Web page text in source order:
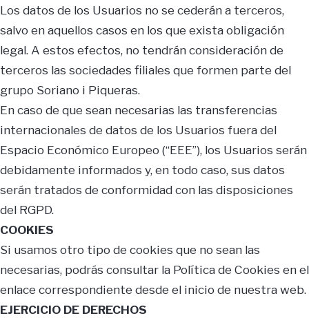
Los datos de los Usuarios no se cederán a terceros,
salvo en aquellos casos en los que exista obligación
legal. A estos efectos, no tendrán consideración de
terceros las sociedades filiales que formen parte del
grupo Soriano i Piqueras.
En caso de que sean necesarias las transferencias
internacionales de datos de los Usuarios fuera del
Espacio Económico Europeo (“EEE”), los Usuarios serán
debidamente informados y, en todo caso, sus datos
serán tratados de conformidad con las disposiciones
del RGPD.
COOKIES
Si usamos otro tipo de cookies que no sean las
necesarias, podrás consultar la Política de Cookies en el
enlace correspondiente desde el inicio de nuestra web.
EJERCICIO DE DERECHOS